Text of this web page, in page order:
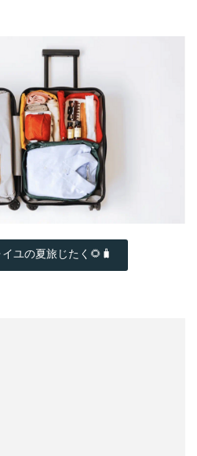
ユの夏旅じたく🌻🧳